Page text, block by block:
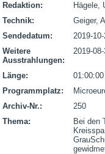
Redaktion:
Hägele,
Technik:
Geiger,
Sendedatum:
2019-
Weitere
Ausstrahlungen:
2019-
Länge:
01:00:00
Programmplatz:
Archiv-Nr.:
250
Thema:
Bei den